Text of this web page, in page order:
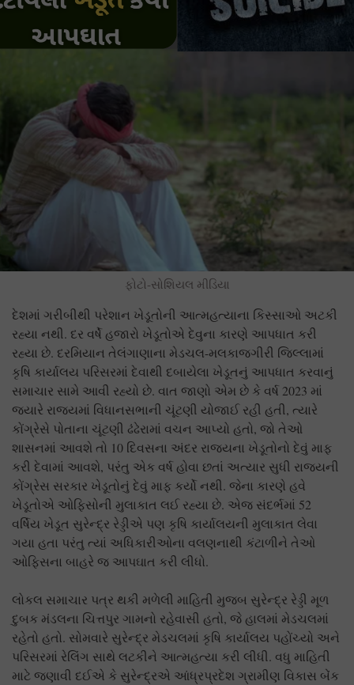
ફોટો-સોશિયલ મીડિયા
દેશમાં ગરીબીથી પરેશાન ખેડૂતોની આત્મહત્યાના કિસ્સાઓ અટકી
રહ્યા નથી. દર વર્ષે હજારો ખેડૂતોએ દેવુના કારણે આપધાત કરી
રહ્યા છે. દરમિયાન તેલંગાણાના મેડચલ-મલકાજગીરી જિલ્લામાં
કૃષિ કાર્યાલય પરિસરમાં દેવાથી દબાયેલા ખેડૂતનું આપધાત કરવાનું
સમાચાર સામે આવી રહ્યો છે. વાત જાણો એમ છે કે વર્ષ 2023 માં
જ્યારે રાજ્યમાં વિધાનસભાની ચૂંટણી યોજાઈ રહી હતી, ત્યારે
કોંગ્રેસે પોતાના ચૂંટણી ઢંઢેરામાં વચન આપ્યો હતો, જો તેઓ
શાસનમાં આવશે તો 10 દિવસના અંદર રાજ્યના ખેડૂતોનો દેવું માફ
કરી દેવામાં આવશે, પરંતુ એક વર્ષ હોવા છતાં અત્યાર સુધી રાજ્યની
કોંગ્રેસ સરકાર ખેડૂતોનું દેવું માફ કર્યો નથી. જેના કારણે હવે
ખેડૂતોએ ઓફિસોની મુલાકાત લઈ રહ્યા છે. એજ સંદર્ભમાં 52
વર્ષિય ખેડૂત સુરેન્દ્ર રેડ્ડીએ પણ કૃષિ કાર્યાલયની મુલાકાત લેવા
ગયા હતા પરંતુ ત્યાં અધિકારીઓના વલણનાથી કંટાળીને તેઓ
ઓફિસના બાહરે જ આપઘાત કરી લીધો.
લોકલ સમાચાર પત્ર થકી મળેલી માહિતી મુજબ સુરેન્દ્ર રેડ્ડી મૂળ
દુબક મંડલના ચિત્તપુર ગામનો રહેવાસી હતો, જે હાલમાં મેડચલમાં
રહેતો હતો. સોમવારે સુરેન્દ્ર મેડચલમાં કૃષિ કાર્યાલય પહોંચ્યો અને
પરિસરમાં રેલિંગ સાથે લટકીને આત્મહત્યા કરી લીધી. વધુ માહિતી
માટે જણાવી દઈએ કે સુરેન્દ્રએ આંધ્રપ્રદેશ ગ્રામીણ વિકાસ બેંક